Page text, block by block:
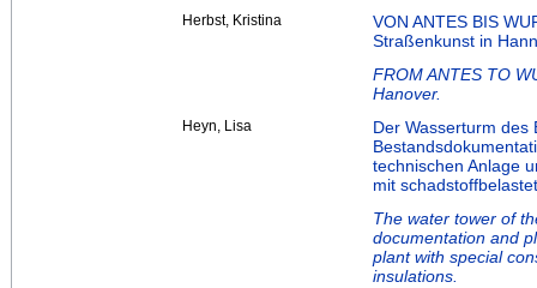
Herbst, Kristina
VON ANTES BIS
Straßenkunst in
FROM ANTES TO
Hanover.
Heyn, Lisa
Der Wasserturm des
technischen Anlage
mit
The water tower of
documentation and
plant with special
insulations.